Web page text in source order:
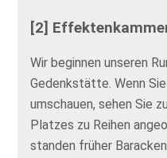
[2]
Wir beginnen unseren
Gedenkstätte. Wenn
umschauen, sehen Sie
Platzes zu Reihen
standen früher